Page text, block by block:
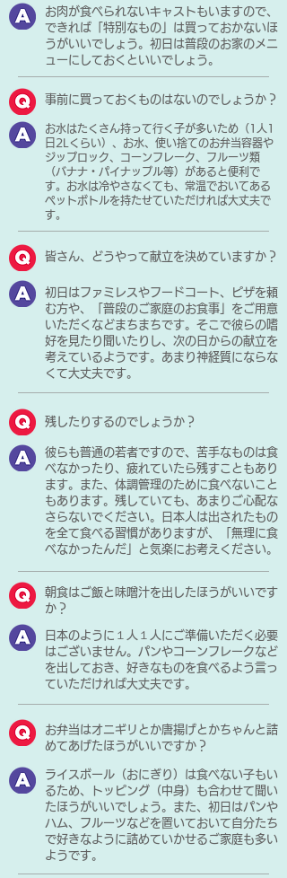
お肉が食べられないキャストもいますので、
できれば「特別なもの」は買っておかないほ
うがいいでしょう。初日は普段のお家のメニ
ューにしておくといいでしょう。
事前に買っておくものはないのでしょうか？
お水はたくさん持って行く子が多いため（1人1
日2Lくらい）、お水、使い捨てのお弁当容器や
ジップロック、コーンフレーク、フルーツ類
（バナナ・パイナップル等）があると便利で
す。お水は冷やさなくても、常温でおいてある
ペットボトルを持たせていただければ大丈夫で
す。
皆さん、どうやって献立を決めていますか？
初日はファミレスやフードコート、ピザを頼
む方や、「普段のご家庭のお食事」をご用意
いただくなどまちまちです。そこで彼らの嗜
好を見たり聞いたりし、次の日からの献立を
考えているようです。あまり神経質にならな
くて大丈夫です。
残したりするのでしょうか？
彼らも普通の若者ですので、苦手なものは食
べなかったり、疲れていたら残すこともあり
ます。また、体調管理のために食べないこと
もあります。残していても、あまりご心配な
さらないでください。日本人は出されたもの
を全て食べる習慣がありますが、「無理に食
べなかったんだ」と気楽にお考えください。
朝食はご飯と味噌汁を出したほうがいいです
か？
日本のように１人１人にご準備いただく必要
はございません。パンやコーンフレークなど
を出しておき、好きなものを食べるよう言っ
ていただければ大丈夫です。
お弁当はオニギリとか唐揚げとかちゃんと詰
めてあげたほうがいいですか？
ライスボール（おにぎり）は食べない子もい
るため、トッピング（中身）も合わせて聞い
たほうがいいでしょう。また、初日はパンや
ハム、フルーツなどを置いておいて自分たち
で好きなように詰めていかせるご家庭も多い
ようです。